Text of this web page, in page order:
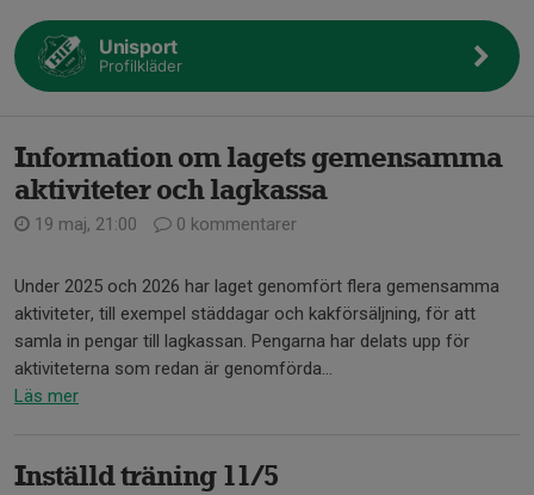
Unisport
Profilkläder
Information om lagets gemensamma
aktiviteter och lagkassa
19 maj, 21:00 0 kommentarer
Under 2025 och 2026 har laget genomfört flera gemensamma
aktiviteter, till exempel städdagar och kakförsäljning, för att
samla in pengar till lagkassan. Pengarna har delats upp för
aktiviteterna som redan är genomförda...
Läs mer
Inställd träning 11/5